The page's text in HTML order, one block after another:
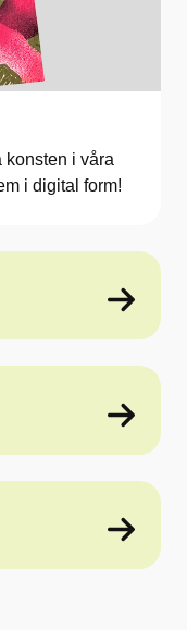
konsten i våra
i digital form!